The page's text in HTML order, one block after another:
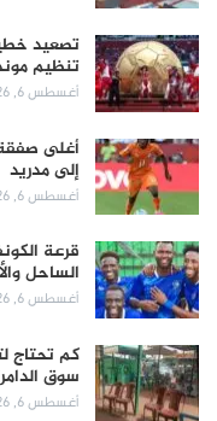
تصعيد
تنظيم
أغسطس 6, 2026
أغلى صفقة
إلى مدريد
أغسطس 6, 2026
قرعة
الساحل
أغسطس 6, 2026
كم تحتاج
سوق
أغسطس 6, 2026